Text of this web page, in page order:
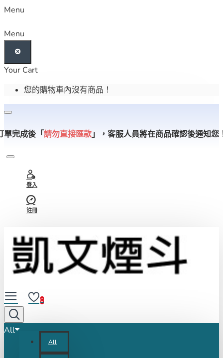
Menu
Menu
Your Cart
您的購物車內沒有商品！
單完成後「請勿直接匯款 」， 客服人員將在商品確認後通知您
登入
註冊
0
All
All